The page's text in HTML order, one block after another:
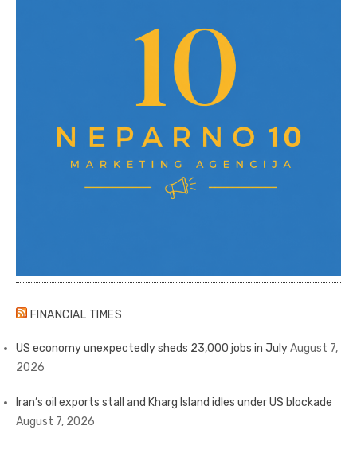
FINANCIAL TIMES
US economy unexpectedly sheds 23,000 jobs in JulyAugust 7,
2026
Iran’s oil exports stall and Kharg Island idles under US blockade
August 7, 2026